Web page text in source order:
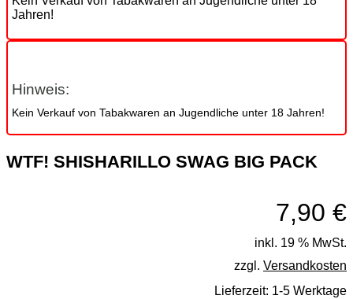
Jahren!
Hinweis:
Kein Verkauf von Tabakwaren an Jugendliche unter 18 Jahren!
WTF! SHISHARILLO SWAG BIG PACK
7,90 €
inkl. 19 % MwSt.
zzgl. Versandkosten
Lieferzeit: 1-5 Werktage